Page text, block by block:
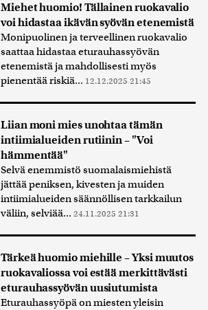
Miehet huomio! Tällainen ruokavalio
voi hidastaa ikävän syövän etenemistä
Monipuolinen ja terveellinen ruokavalio
saattaa hidastaa eturauhassyövän
etenemistä ja mahdollisesti myös
pienentää riskiä... 12.12.2025 21:45
Liian moni mies unohtaa tämän
intiimialueiden rutiinin – "Voi
hämmentää"
Selvä enemmistö suomalaismiehistä
jättää peniksen, kivesten ja muiden
intiimialueiden säännöllisen tarkkailun
väliin, selviää... 24.11.2025 21:31
Tärkeä huomio miehille – Yksi muutos
ruokavaliossa voi estää merkittävästi
eturauhassyövän uusiutumista
Eturauhassyöpä on miesten yleisin